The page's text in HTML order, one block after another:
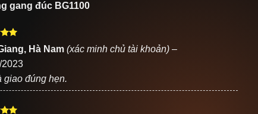
gang đúc BG1100
Hà Nam (xác minh chủ tài khoản) –
2023
giao đúng hẹn.